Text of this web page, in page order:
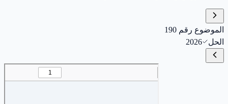
الموضوع رقم 190
الحل
2026